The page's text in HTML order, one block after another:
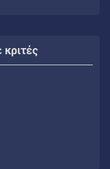
κριτές